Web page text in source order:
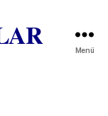
Menü